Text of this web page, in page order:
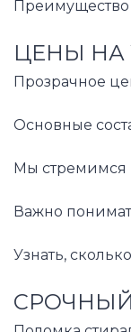
Преимущество
ЦЕНЫ НА
Прозрачное
Основные
Мы стремимся
Важно
Узнать,